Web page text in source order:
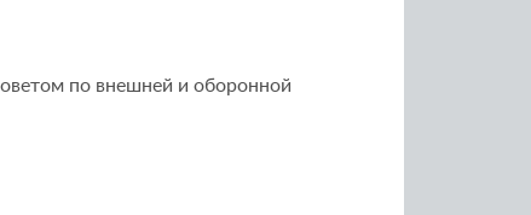
по внешней и оборонной